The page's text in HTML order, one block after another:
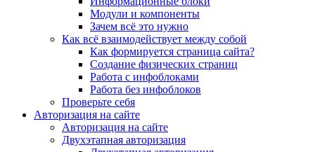
Модули и компоненты
Зачем всё это нужно
Как всё взаимодействует между собой
Как формируется страница сайта?
Создание физических страниц
Работа с инфоблоками
Работа без инфоблоков
Проверьте себя
Авторизация на сайте
Авторизация на сайте
Двухэтапная авторизация